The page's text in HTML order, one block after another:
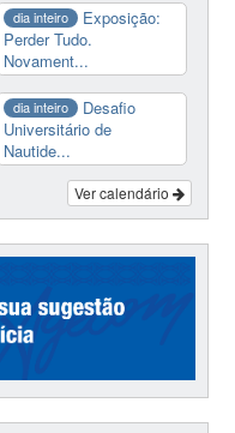
dia inteiro
Exposição:
Perder Tudo.
Novament...
dia inteiro
Desafio
Universitário de
Nautide...
Ver calendário